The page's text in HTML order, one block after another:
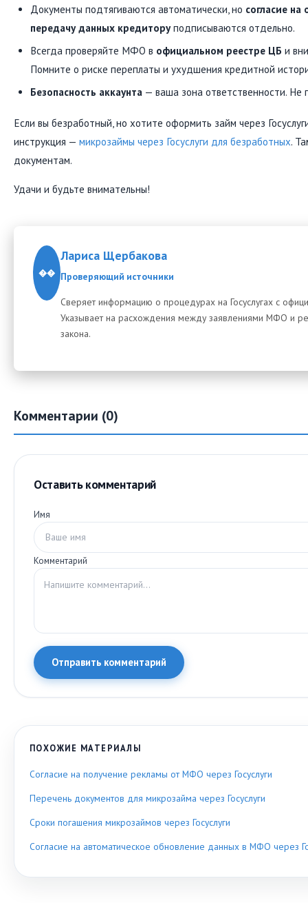
Документы подтягиваются автоматически, но согласие
передачу данных кредиторуподписываются отдельно.
Всегда проверяйте МФО в официальном реестре ЦБ и
Помните о риске переплаты и ухудшения кредитной
Безопасность аккаунта — ваша зона ответственности. Не
Если вы безработный, но хотите оформить займ через
инструкция — микрозаймы через Госуслуги для безработных.
документам.
Удачи и будьте внимательны!
��
Лариса Щербакова
Проверяющий источники
Сверяет информацию о процедурах на Госуслугах с
Указывает на расхождения между заявлениями МФО и
закона.
Комментарии (0)
Оставить комментарий
Имя
Комментарий
Отправить комментарий
ПОХОЖИЕ МАТЕРИАЛЫ
Согласие на получение рекламы от МФО через Госуслуги
Перечень документов для микрозайма через Госуслуги
Сроки погашения микрозаймов через Госуслуги
Согласие на автоматическое обновление данных в МФО через